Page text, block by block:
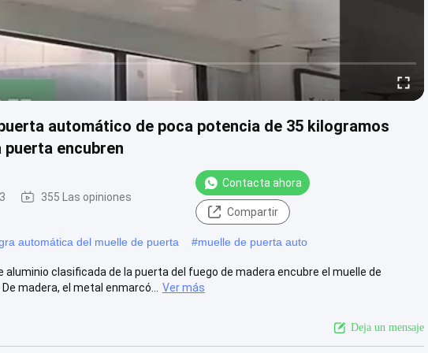
automático de poca potencia de 35 kilogramos
puerta encubren
355 Las opiniones
Contacta ahora
Compartir
automática del muelle de puerta #muelle de puerta auto
clasificada de la puerta del fuego de madera encubre el muelle de
madera, el metal enmarcó...
Ver más
Deja un mensaje